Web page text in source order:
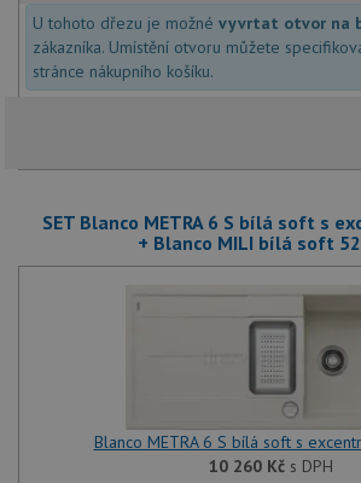
U tohoto dřezu je možné vyvrtat otvor na
zákazníka. Umístění otvoru můžete
stránce nákupního košíku.
SET Blanco METRA 6 S bílá soft s
+ Blanco MILI bílá soft
Blanco METRA 6 S bílá soft s
10 260 Kčs DPH